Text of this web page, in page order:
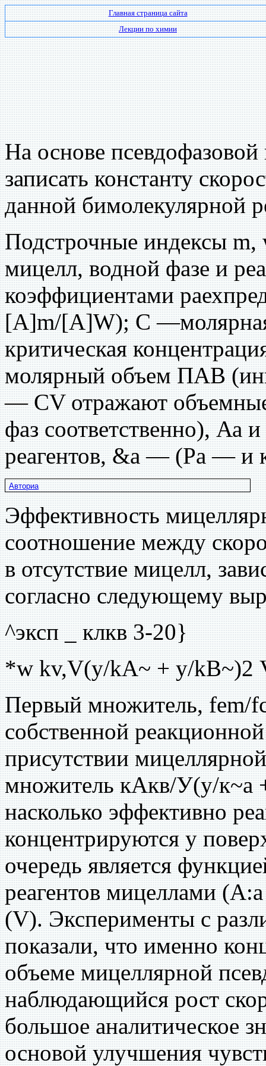
Главная страница сайта
Лекции по химии
На основе
записать константу
данной бимолекулярной
Подстрочные индексы m,
мицелл, водной фазе и
коэффициентами
[A]m/[A]W); С
критическая
молярный объем ПАВ
— CV отражают
фаз соответственно), Аа
реагентов, &а — (Ра — и
Авториа
Эффективность
соотношение между
в отсутствие мицелл,
согласно следующему
^эксп _ клкв 3-20}
*w kv,V(y/kA~ + y/kB~)2
Первый множитель, fem/
собственной
присутствии
множитель кАкв/У(у/к~а
насколько эффективно
концентрируются у
очередь является
реагентов мицеллами
(V). Эксперименты с
показали, что именно
объеме мицеллярной
наблюдающийся рост
большое аналитическое
основой улучшения